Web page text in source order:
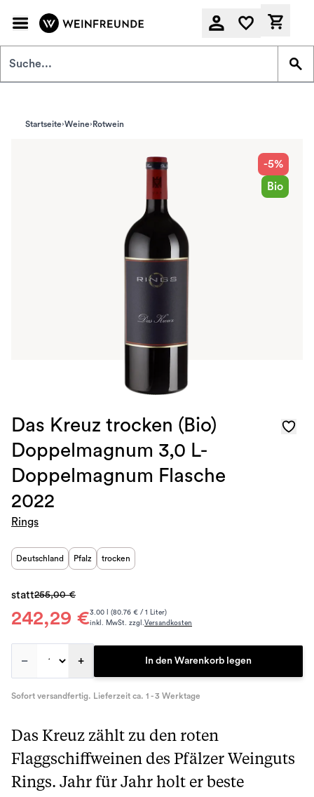
Startseite Weine Rotwein
-5%
Bio
Das Kreuz trocken (Bio)
Doppelmagnum 3,0 L-
Doppelmagnum Flasche
2022
Rings
Deutschland Pfalz trocken
242,29 €
statt255,00 €
3.00 l (80.76 € / 1 Liter)
inkl. MwSt. zzgl.Versandkosten
– + In den Warenkorb legen
Sofort versandfertig. Lieferzeit ca. 1 - 3 Werktage
Das Kreuz zählt zu den roten
Flaggschiffweinen des Pfälzer Weinguts
Rings. Jahr für Jahr holt er beste